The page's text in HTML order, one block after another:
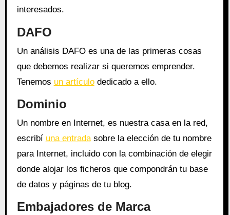
interesados.
DAFO
Un análisis DAFO es una de las primeras cosas
que debemos realizar si queremos emprender.
Tenemos un artículodedicado a ello.
Dominio
Un nombre en Internet, es nuestra casa en la red,
escribí una entradasobre la elección de tu nombre
para Internet, incluido con la combinación de elegir
donde alojar los ficheros que compondrán tu base
de datos y páginas de tu blog.
Embajadores de Marca